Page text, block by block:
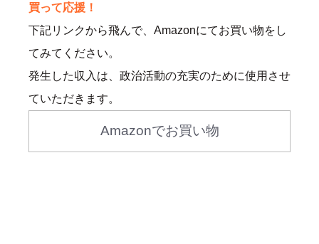
買って応援！
下記リンクから飛んで、Amazonにてお買い物をし
てみてください。
発生した収入は、政治活動の充実のために使用させ
ていただきます。
Amazonでお買い物